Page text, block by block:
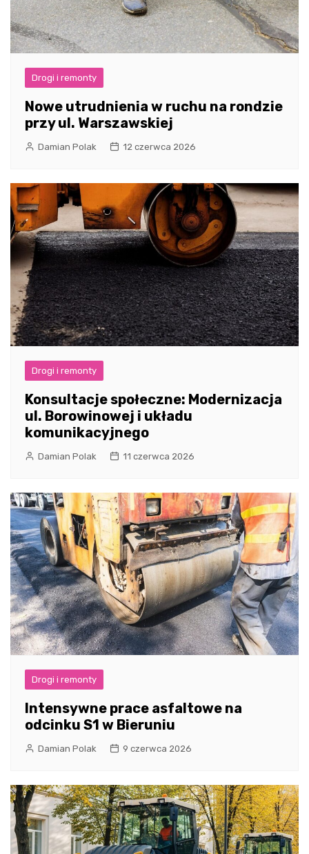
Drogi i remonty
Nowe utrudnienia w ruchu na rondzie
przy ul. Warszawskiej
Damian Polak 12 czerwca 2026
Drogi i remonty
Konsultacje społeczne: Modernizacja
ul. Borowinowej i układu
komunikacyjnego
Damian Polak 11 czerwca 2026
Drogi i remonty
Intensywne prace asfaltowe na
odcinku S1 w Bieruniu
Damian Polak 9 czerwca 2026